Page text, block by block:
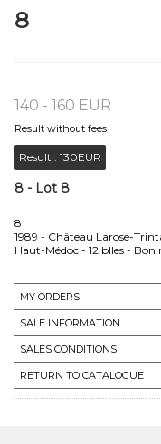
8
140 - 160 EUR
Result without fees
Result : 130EUR
8 - Lot 8
8
1989 - Château Larose-
Haut-Médoc - 12 blles - Bon
MY ORDERS
SALE INFORMATION
SALES CONDITIONS
RETURN TO CATALOGUE